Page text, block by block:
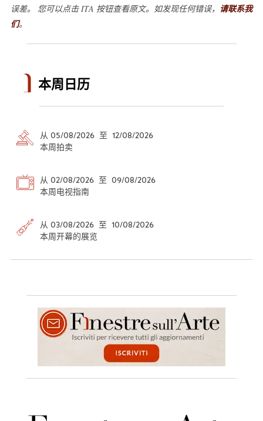
误差。 您可以点击 ITA 按钮查看原文。如发现任何错误， 请联系我
们。
本周日历
从 05/08/2026 至 12/08/2026
本周拍卖
从 02/08/2026 至 09/08/2026
本周电视指南
从 03/08/2026 至 10/08/2026
本周开幕的展览